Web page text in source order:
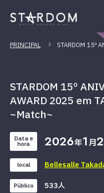
PRINCIPAL STARDOM 15º
STARDOM 15º
AWARD 2025 em
~Match~
Data e
hora 2026年1 月
local Bellesalle
Público 533人